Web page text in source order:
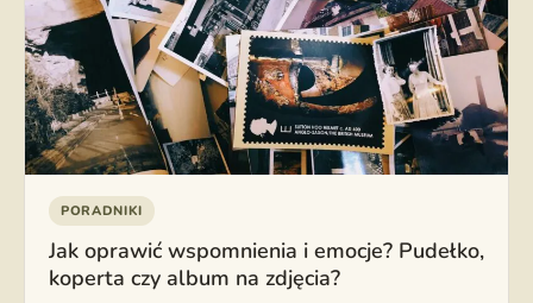
PORADNIKI
Jak oprawić wspomnienia i emocje? Pudełko,
koperta czy album na zdjęcia?